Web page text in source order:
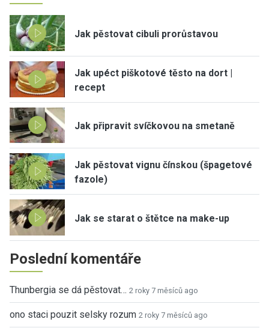
Jak pěstovat cibuli prorůstavou
Jak upéct piškotové těsto na dort |
recept
Jak připravit svíčkovou na smetaně
Jak pěstovat vignu čínskou (špagetové
fazole)
Jak se starat o štětce na make-up
Poslední komentáře
Thunbergia se dá pěstovat… 2 roky 7 měsíců ago
ono staci pouzit selsky rozum 2 roky 7 měsíců ago